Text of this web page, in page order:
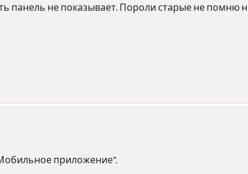
панель не показывает. Пороли старые не помню
приложение".